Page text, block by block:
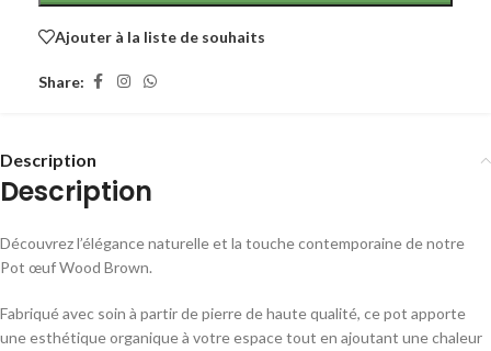
Ajouter à la liste de souhaits
Share:
Description
Description
Découvrez l’élégance naturelle et la touche contemporaine de notre
Pot œuf Wood Brown.
Fabriqué avec soin à partir de pierre de haute qualité, ce pot apporte
une esthétique organique à votre espace tout en ajoutant une chaleur